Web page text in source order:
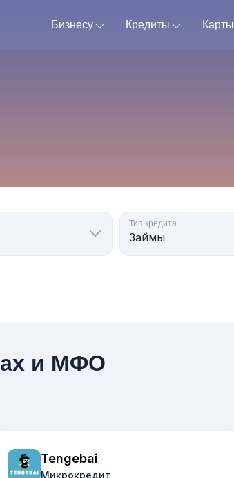
Бизнесу Кредиты Карты
Тип кредита
и МФО
Tengebai
Микрокредит